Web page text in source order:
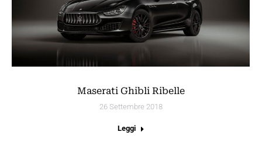
Maserati Ghibli Ribelle
26 Settembre 2018
Leggi